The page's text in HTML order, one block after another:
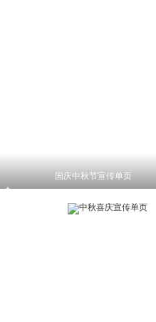
国庆中秋节宣传单页